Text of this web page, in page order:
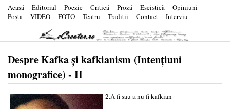
Acasă Editorial Poezie Critică Proză Eseistică
Opiniuni
Poşta
VIDEO FOTO Teatru Traditii Contact Interviu
Despre Kafka şi kafkianism (Intenţiuni
monografice) - II
2.A fi sau a nu fi kafkian